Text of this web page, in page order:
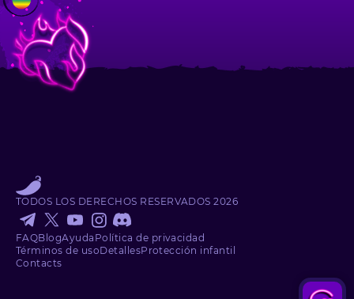
TODOS LOS DERECHOS RESERVADOS 2026
FAQBlogAyuda Política de privacidad
Términos de usoDetallesProtección infantil
Contacts